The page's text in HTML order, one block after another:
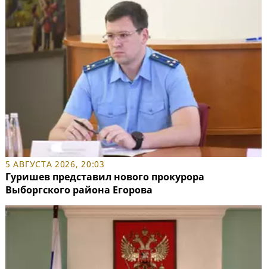
5 АВГУСТА 2026, 20:03
Гуришев представил нового прокурора
Выборгского района Егорова